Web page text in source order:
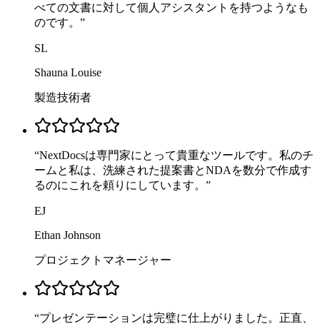
べての文書に対して個人アシスタントを持つようなも
のです。 ”
SL
Shauna Louise
製造技術者
“NextDocsは専門家にとって貴重なツールです。私のチ
ームと私は、洗練された提案書とNDAを数分で作成す
るのにこれを頼りにしています。 ”
EJ
Ethan Johnson
プロジェクトマネージャー
“プレゼンテーションは完璧に仕上がりました。正直、